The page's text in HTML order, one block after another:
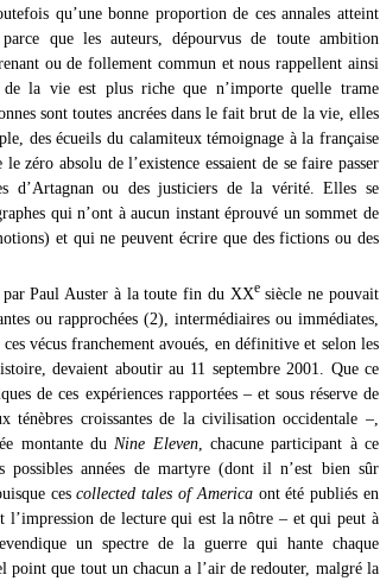
qu’une bonne proportion de ces annales atteint
que les auteurs, dépourvus de toute ambition
ou de follement commun et nous rappellent ainsi
la vie est plus riche que n’importe quelle trame
sont toutes ancrées dans le fait brut de la vie, elles
des écueils du calamiteux témoignage à la française
zéro absolu de l’existence essaient de se faire passer
d’Artagnan ou des justiciers de la vérité. Elles se
qui n’ont à aucun instant éprouvé un sommet de
et qui ne peuvent écrire que des fictions ou des
Paul Auster à la toute fin du XXesiècle ne pouvait
ou rapprochées (2), intermédiaires ou immédiates,
vécus franchement avoués, en définitive et selon les
devaient aboutir au 11 septembre 2001. Que ce
de ces expériences rapportées – et sous réserve de
ténèbres croissantes de la civilisation occidentale –,
montante du Nine Eleven, chacune participant à ce
possibles années de martyre (dont il n’est bien sûr
cescollected tales of Americaont été publiés en
l’impression de lecture qui est la nôtre – et qui peut à
un spectre de la guerre qui hante chaque
point que tout un chacun a l’air de redouter, malgré la